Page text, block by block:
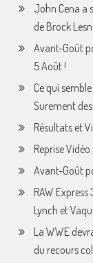
John Cena a
de Brock
Avant-Goût
5 Août !
Ce qui
Surement
Résultats et
Reprise
Avant-Goût
RAW
Lynch et
La WWE
du recours